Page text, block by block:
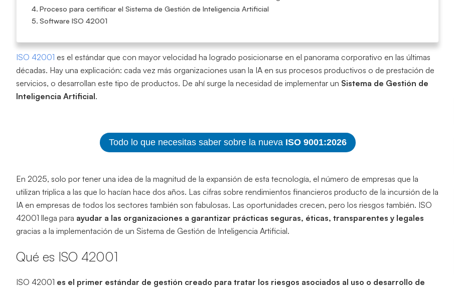
Proceso para certificar el Sistema de Gestión de Inteligencia Artificial
Software ISO 42001
ISO 42001 es el estándar que con mayor velocidad ha logrado posicionarse en el panorama corporativo en las últimas
décadas. Hay una explicación: cada vez más organizaciones usan la IA en sus procesos productivos o de prestación de
servicios, o desarrollan este tipo de productos. De ahí surge la necesidad de implementar un Sistema de Gestión de
Inteligencia Artificial.
Todo lo que necesitas saber sobre la nueva ISO 9001:2026
En 2025, solo por tener una idea de la magnitud de la expansión de esta tecnología, el número de empresas que la
utilizan triplica a las que lo hacían hace dos años. Las cifras sobre rendimientos financieros producto de la incursión de la
IA en empresas de todos los sectores también son fabulosas. Las oportunidades crecen, pero los riesgos también. ISO
42001 llega para ayudar a las organizaciones a garantizar prácticas seguras, éticas, transparentes y legales
gracias a la implementación de un Sistema de Gestión de Inteligencia Artificial.
Qué es ISO 42001
ISO 42001 es el primer estándar de gestión creado para tratar los riesgos asociados al uso o desarrollo de